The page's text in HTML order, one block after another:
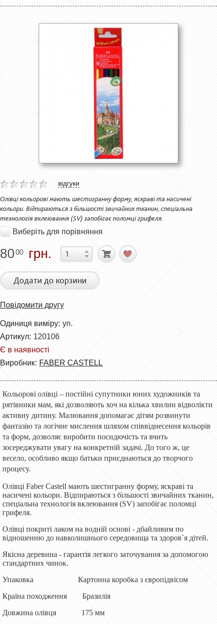
відгуки
Олівці кольорові мають шестигранну форму, яскраві та насичені
кольори. Відпираються з більшості звичайних тканин, спеціальна
технологія вклеювання (SV) запобігає поломці грифеля.
Виберіть для порівняння
8000 грн.
Додати до корзини
Повідомити другу
Одиниця виміру: уп.
Артикул: 120106
Є в наявності
Виробник: FABER CASTELL
Кольорові олівці – постійні супутники юних художників та
рятівники мам, які дозволяють хоч на кілька хвилин відволікти
активну дитину. Малювання допомагає дітям розвинути
фантазію та логічне мислення шляхом співвіднесення кольорів
та форм, дозволяє виробити посидючість та вчить
зосереджувати увагу на конкретній задачі. До того ж, це
весело, особливо якщо батьки приєднаються до творчого
процесу.
Олівці Faber Castell мають шестигранну форму, яскраві та
насичені кольори. Відпираються з більшості звичайних тканин,
спеціальна технологія вклеювання (SV) запобігає поломці
грифеля.
Олівці покриті лаком на водній основі - дбайливим по
відношенню до навколишнього середовища та здоров`я дітей.
Якісна деревина - гарантія легкого заточування за допомогою
стандартних чинок.
Упаковка Картонна коробка з європідвісом
Країна походження Бразилія
Довжина олівця 175 мм